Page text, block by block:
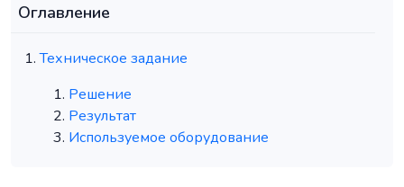
Оглавление
Техническое задание
Решение
Результат
Используемое оборудование